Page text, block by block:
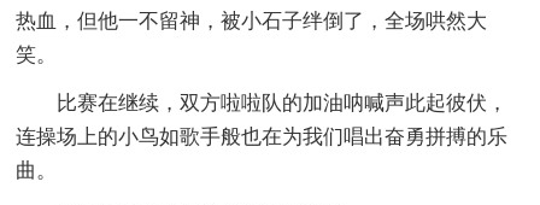
热血，但他一不留神，被小石子绊倒了，全场哄然大
笑。
比赛在继续，双方啦啦队的加油呐喊声此起彼伏，
连操场上的小鸟如歌手般也在为我们唱出奋勇拼搏的乐
曲。